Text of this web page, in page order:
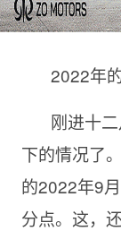
日本华侨报 2022/12/
2022年
刚进十
下的情况了
的2022年9
分点。这，